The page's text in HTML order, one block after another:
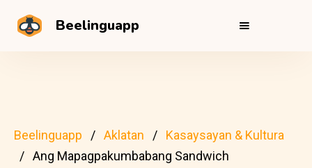
Beelinguapp
Beelinguapp Aklatan
Kasaysayan & Kultura
Ang Mapagpakumbabang Sandwich